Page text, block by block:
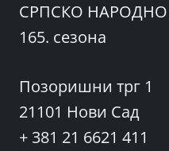
СРПСКО
165. сезона
Позоришни трг 1
21101 Нови Сад
+ 381 21 6621 411